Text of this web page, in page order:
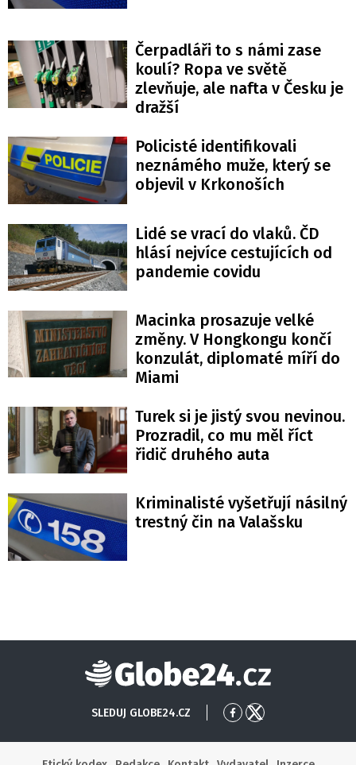
Čerpadláři to s námi zase
koulí? Ropa ve světě
zlevňuje, ale nafta v Česku je
dražší
Policisté identifikovali
neznámého muže, který se
objevil v Krkonoších
Lidé se vrací do vlaků. ČD
hlásí nejvíce cestujících od
pandemie covidu
Macinka prosazuje velké
změny. V Hongkongu končí
konzulát, diplomaté míří do
Miami
Turek si je jistý svou nevinou.
Prozradil, co mu měl říct
řidič druhého auta
Kriminalisté vyšetřují násilný
trestný čin na Valašsku
Globe24
SLEDUJ GLOBE24.CZ
Přejít
Facebook
Přejít
X